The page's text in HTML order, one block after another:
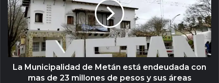
La Municipalidad de Metán está endeudada con
mas de 23 millones de pesos y sus áreas